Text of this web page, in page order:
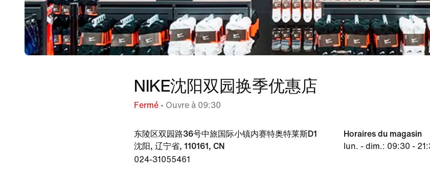
NIKE沈阳双园换季优惠店
Fermé • Ouvre à 09:30
东陵区双园路36号中旅国际小镇内赛特奥特莱斯D1
沈阳, 辽宁省, 110161, CN
024-31055461
Horaires du magasin
lun. - dim.: 09:30 -